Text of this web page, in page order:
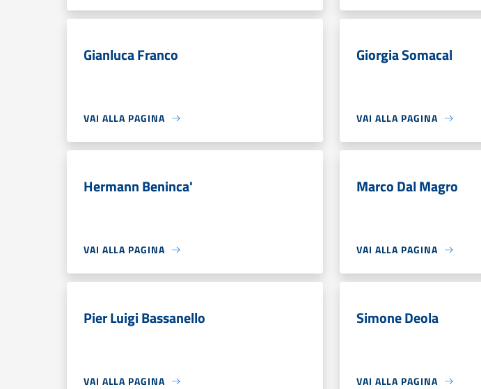
Gianluca Franco
VAI ALLA PAGINA
Giorgia Somacal
VAI ALLA PAGINA
Hermann Beninca'
VAI ALLA PAGINA
Marco Dal Magro
VAI ALLA PAGINA
Pier Luigi Bassanello
VAI ALLA PAGINA
Simone Deola
VAI ALLA PAGINA